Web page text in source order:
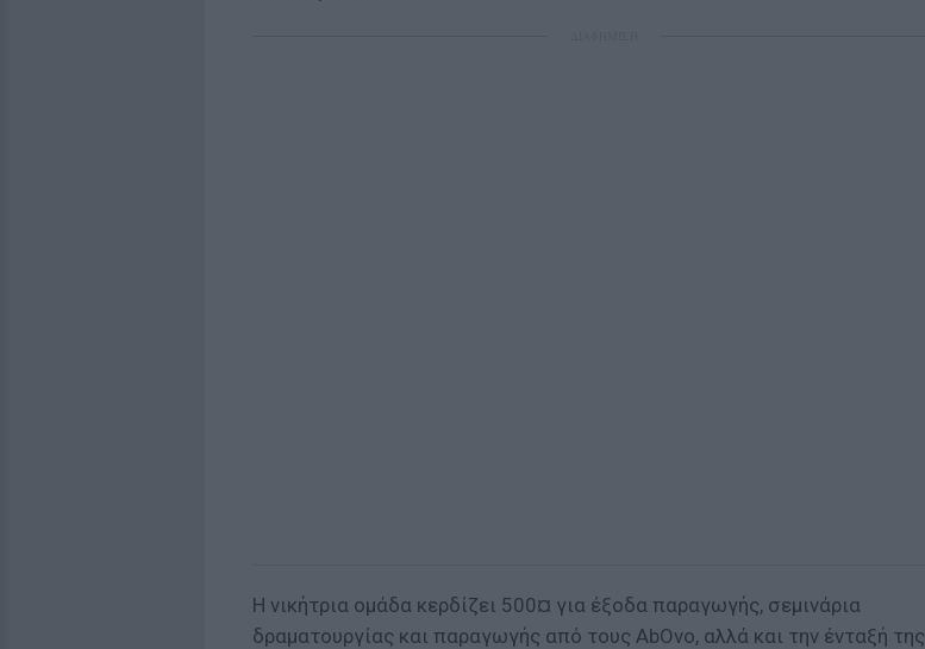
Η νικήτρια ομάδα κερδίζει 500¤ για έξοδα παραγωγής, σεμινάρια
δραματουργίας και παραγωγής από τους AbOvo, αλλά και την ένταξή της